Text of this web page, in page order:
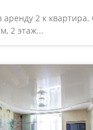
аренду 2 к
2 этаж...